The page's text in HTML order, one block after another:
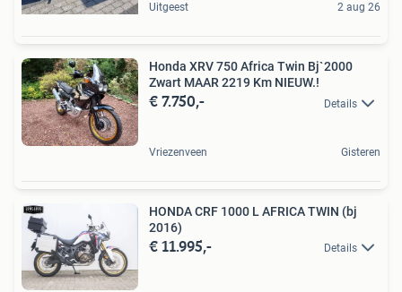
Uitgeest 2 aug 26
Honda XRV 750 Africa Twin Bj`2000
Zwart MAAR 2219 Km NIEUW.!
€ 7.750,- Details
Vriezenveen Gisteren
HONDA CRF 1000 L AFRICA TWIN (bj
2016)
€ 11.995,- Details